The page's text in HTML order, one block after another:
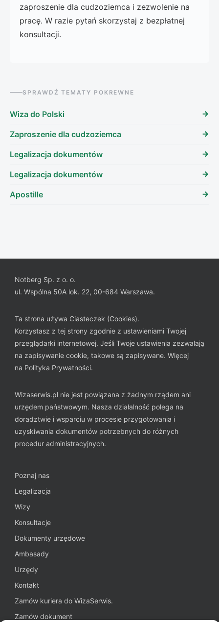
zaproszenie dla cudzoziemca i zezwolenie na
pracę. W razie pytań skorzystaj z bezpłatnej
konsultacji.
SPRAWDŹ TEMATY POKREWNE
Wiza do Polski
Zaproszenie dla cudzoziemca
Legalizacja dokumentów
Legalizacja dokumentów
Apostille
Notberg Sp. z o. o.
ul. Wspólna 50A lok. 22, 00-684 Warszawa.
Ta strona używa Ciasteczek (Cookies).
Korzystasz z tej strony zgodnie z ustawieniami Twojej
przeglądarki internetowej. Jeśli Twoje ustawienia zezwalają
na zapisywanie cookie, takowe są zapisywane. Więcej
na Polityka Prywatności.
Wizaserwis.pl nie jest powiązana z żadnym rządem ani
urzędem państwowym. Nasza działalność polega na
doradztwie i wsparciu w procesie przygotowania i
uzyskiwania dokumentów potrzebnych do różnych
procedur administracyjnych.
Poznaj nas
Legalizacja
Wizy
Konsultacje
Dokumenty urzędowe
Ambasady
Urzędy
Kontakt
Zamów kuriera do WizaSerwis.
Zamów dokument